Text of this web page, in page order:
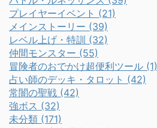
プレイヤーイベント (21)
メインストーリー (39)
レベル上げ・特訓 (32)
仲間モンスター (55)
冒険者のおでかけ超便利ツール (1)
占い師のデッキ・タロット (42)
常闇の聖戦 (42)
強ボス (32)
未分類 (171)